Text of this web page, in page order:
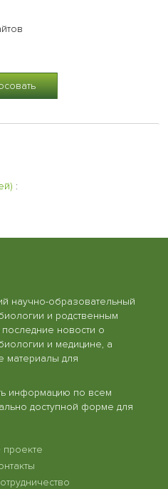
:
научно-образовательный
и родственным
новости о
и медицине, а
материалы для
информацию по всем
доступной форме для
проекте